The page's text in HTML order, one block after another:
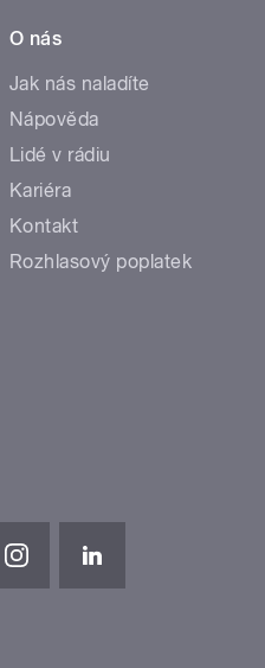
O nás
Jak nás naladíte
Nápověda
Lidé v rádiu
Kariéra
Kontakt
Rozhlasový poplatek